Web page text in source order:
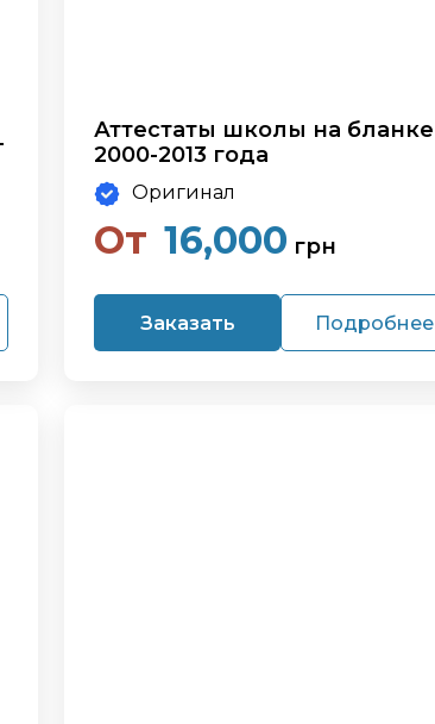
Аттестаты школы на бланке
2000-2013 года
Оригинал
От 16,000 грн
Заказать Подробнее